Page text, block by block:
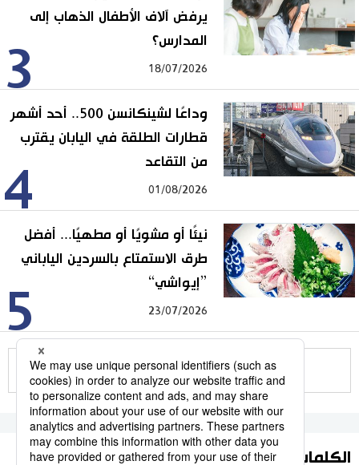
3
يرفض آلاف الأطفال الذهاب إلى
المدارس؟
18/07/2026
4
وداعًا لشينكانسن 500.. أحد أشهر
قطارات الطلقة في اليابان يقترب
من التقاعد
01/08/2026
5
نيئًا أو مشويًا أو مطهيًا... أفضل
طرق الاستمتاع بالسردين الياباني
”إيواشي“
23/07/2026
للمزيد
الكلمات الأكثر بحثا